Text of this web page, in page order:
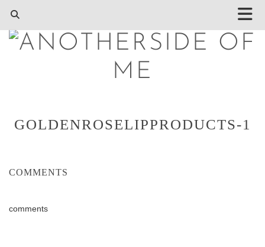
GOLDENROSELIPPRODUCTS-1
COMMENTS
comments